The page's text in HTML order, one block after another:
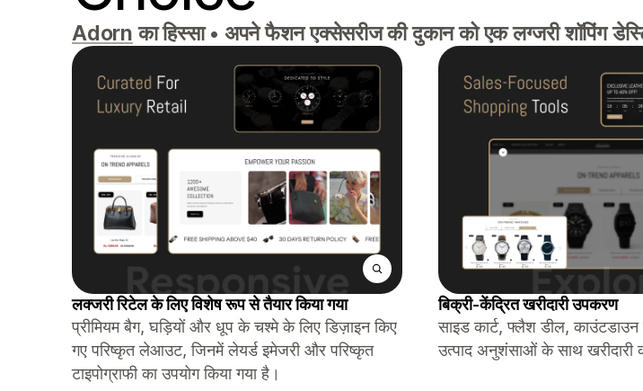
Adorn का हिस्सा• अपने फैशन एक्सेसरीज की दुकान को एक लग्जरी शॉपिंग
लक्जरी रिटेल के लिए विशेष रूप से तैयार किया गया
प्रीमियम बैग, घड़ियों और धूप के चश्मे के लिए डिज़ाइन किए
गए परिष्कृत लेआउट, जिनमें लेयर्ड इमेजरी और परिष्कृत
टाइपोग्राफी का उपयोग किया गया है।
बिक्री-केंद्रित खरीदारी उपकरण
साइड कार्ट, फ्लैश डील,
उत्पाद अनुशंसाओं के साथ खरीदारी